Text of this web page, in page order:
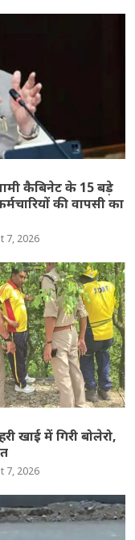
कैबिनेट के 15 बड़े
की वापसी का
7, 2026
खाई में गिरी बोलेरो,
7, 2026